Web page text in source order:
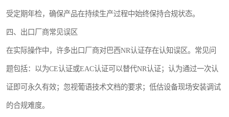
受定期年检，确保产品在持续生产过程中始终保持合规状态。
四、出口厂商常见误区
在实际操作中，许多出口厂商对巴西NR认证存在认知误区。常见问
题包括：以为CE认证或EAC认证可以替代NR认证；认为通过一次认
证即可永久有效；忽视葡语技术文档的要求；低估设备现场安装调试
的合规难度。